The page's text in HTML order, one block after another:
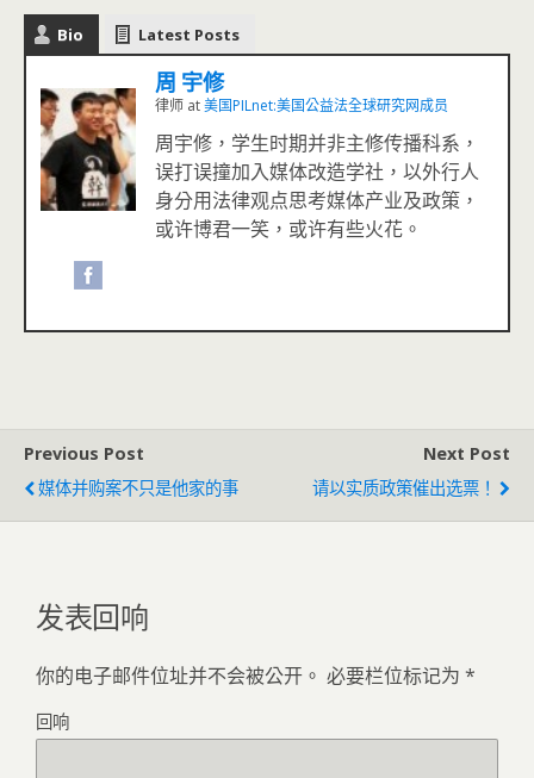
Bio Latest Posts
周 宇修
律师 at美国PILnet:美国公益法全球研究网成员
周宇修，学生时期并非主修传播科系，
误打误撞加入媒体改造学社，以外行人
身分用法律观点思考媒体产业及政策，
或许博君一笑，或许有些火花。
Previous Post
媒体并购案不只是他家的事
Next Post
请以实质政策催出选票！
发表回响
你的电子邮件位址并不会被公开。 必要栏位标记为 *
回响